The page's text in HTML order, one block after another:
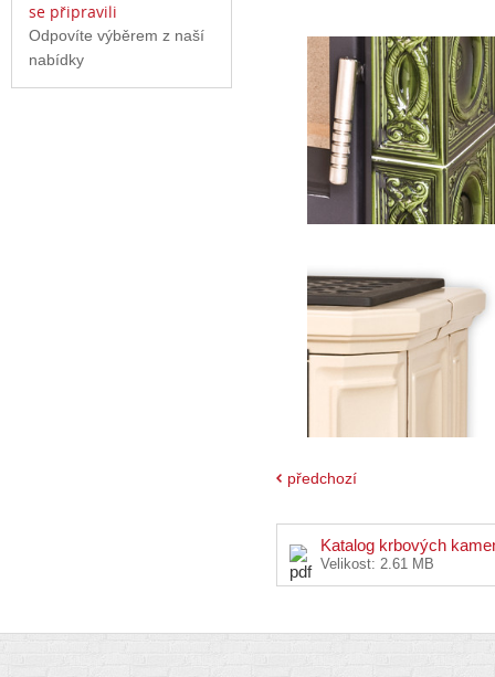
předchozí
Katalog krbových
Velikost: 2.61 MB
se připravili
Odpovíte výběrem z naší
nabídky